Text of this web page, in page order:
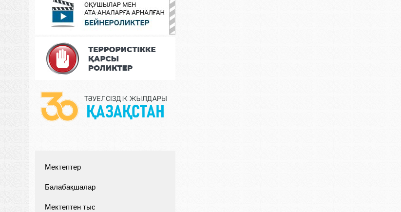
Мектептер
Балабақшалар
Мектептен тыс